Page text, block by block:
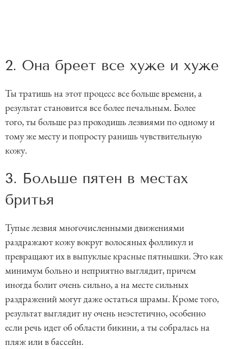
2. Она бреет все хуже и хуже
Ты тратишь на этот процесс все больше времени, а
результат становится все более печальным. Более
того, ты больше раз проходишь лезвиями по одному и
тому же месту и попросту ранишь чувствительную
кожу.
3. Больше пятен в местах
бритья
Тупые лезвия многочисленными движениями
раздражают кожу вокруг волосяных фолликул и
превращают их в выпуклые красные пятнышки. Это как
минимум больно и неприятно выглядит, причем
иногда болит очень сильно, а на месте сильных
раздражений могут даже остаться шрамы. Кроме того,
результат выглядит ну очень неэстетично, особенно
если речь идет об области бикини, а ты собралась на
пляж или в бассейн.